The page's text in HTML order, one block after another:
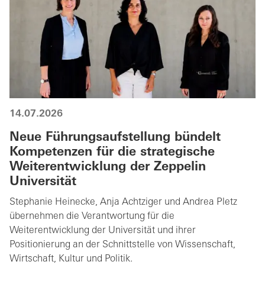
14.07.2026
Neue Führungsaufstellung bündelt
Kompetenzen für die strategische
Weiterentwicklung der Zeppelin
Universität
Stephanie Heinecke, Anja Achtziger und Andrea Pletz
übernehmen die Verantwortung für die
Weiterentwicklung der Universität und ihrer
Positionierung an der Schnittstelle von Wissenschaft,
Wirtschaft, Kultur und Politik.